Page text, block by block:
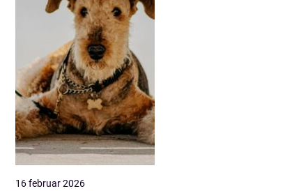
16 februar 2026